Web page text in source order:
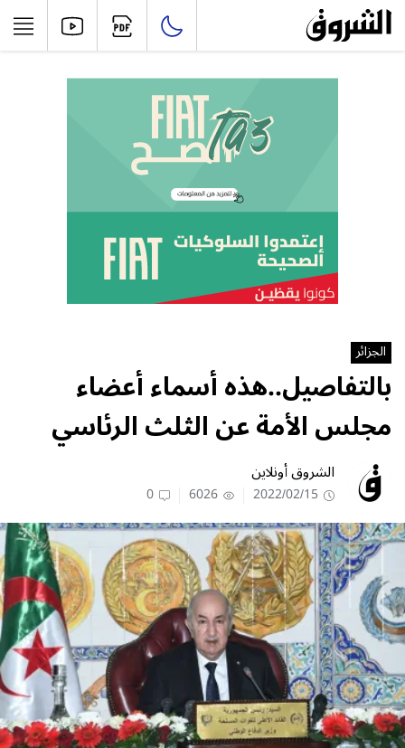
الجزائر
بالتفاصيل..هذه أسماء أعضاء
مجلس الأمة عن الثلث الرئاسي
الشروق أونلاين
2022/02/15
6026
0